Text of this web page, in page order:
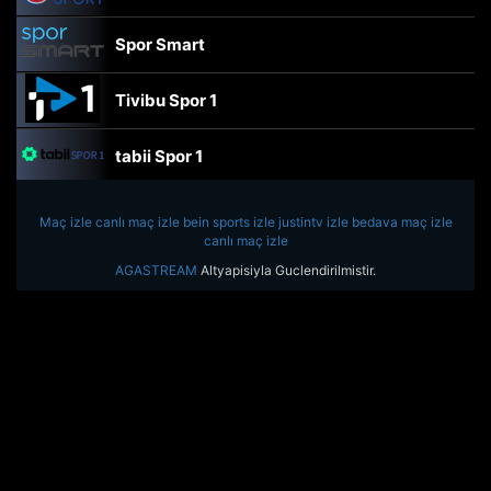
Spor Smart
Tivibu Spor 1
tabii Spor 1
TRT Spor
beIN Sports Haber
Maç izle canlı maç izle bein sports izle justintv izle bedava maç izle
canlı maç izle
AGASTREAM Altyapisiyla Guclendirilmistir.